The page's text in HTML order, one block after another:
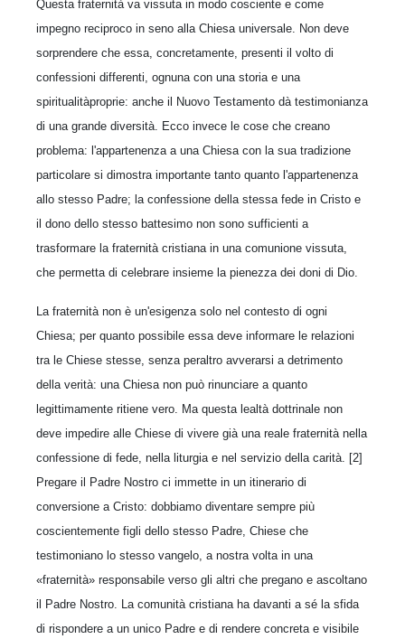
Questa fraternità va vissuta in modo cosciente e come
impegno reciproco in seno alla Chiesa universale. Non deve
sorprendere che essa, concretamente, presenti il volto di
confessioni differenti, ognuna con una storia e una
spiritualitàproprie: anche il Nuovo Testamento dà testimonianza
di una grande diversità. Ecco invece le cose che creano
problema: l'appartenenza a una Chiesa con la sua tradizione
particolare si dimostra importante tanto quanto l'appartenenza
allo stesso Padre; la confessione della stessa fede in Cristo e
il dono dello stesso battesimo non sono sufficienti a
trasformare la fraternità cristiana in una comunione vissuta,
che permetta di celebrare insieme la pienezza dei doni di Dio.
La fraternità non è un'esigenza solo nel contesto di ogni
Chiesa; per quanto possibile essa deve informare le relazioni
tra le Chiese stesse, senza peraltro avverarsi a detrimento
della verità: una Chiesa non può rinunciare a quanto
legittimamente ritiene vero. Ma questa lealtà dottrinale non
deve impedire alle Chiese di vivere già una reale fraternità nella
confessione di fede, nella liturgia e nel servizio della carità. [2]
Pregare il Padre Nostro ci immette in un itinerario di
conversione a Cristo: dobbiamo diventare sempre più
coscientemente figli dello stesso Padre, Chiese che
testimoniano lo stesso vangelo, a nostra volta in una
«fraternità» responsabile verso gli altri che pregano e ascoltano
il Padre Nostro. La comunità cristiana ha davanti a sé la sfida
di rispondere a un unico Padre e di rendere concreta e visibile